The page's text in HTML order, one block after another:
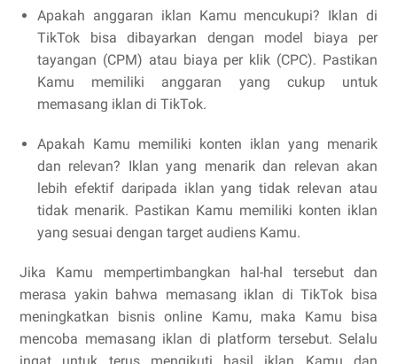
Apakah anggaran iklan Kamu mencukupi? Iklan di
TikTok bisa dibayarkan dengan model biaya per
tayangan (CPM) atau biaya per klik (CPC). Pastikan
Kamu memiliki anggaran yang cukup untuk
memasang iklan di TikTok.
Apakah Kamu memiliki konten iklan yang menarik
dan relevan? Iklan yang menarik dan relevan akan
lebih efektif daripada iklan yang tidak relevan atau
tidak menarik. Pastikan Kamu memiliki konten iklan
yang sesuai dengan target audiens Kamu.
Jika Kamu mempertimbangkan hal-hal tersebut dan
merasa yakin bahwa memasang iklan di TikTok bisa
meningkatkan bisnis online Kamu, maka Kamu bisa
mencoba memasang iklan di platform tersebut. Selalu